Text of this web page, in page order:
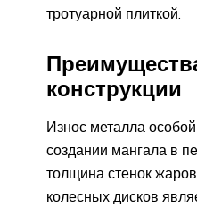
тротуарной плиткой.
конструкции
Износ металла
создании мангала в
толщина стенок
колесных дисков